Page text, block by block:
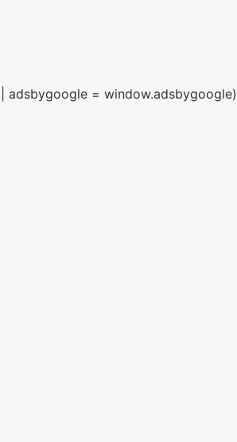
(adsbygoogle = window.adsbygoogle || []).push({});